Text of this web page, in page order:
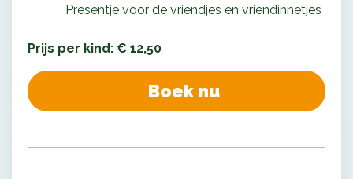
Presentje voor de vriendjes en vriendinnetjes
Prijs per kind: € 12,50
Boek nu